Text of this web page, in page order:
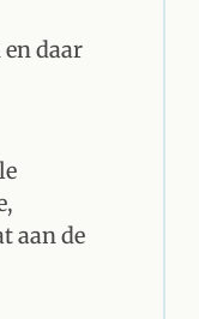
daar
aan de